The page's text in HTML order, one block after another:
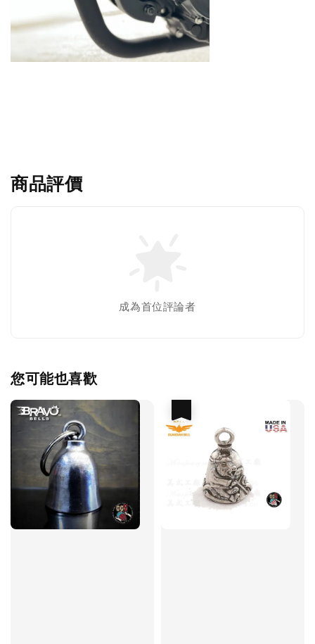
商品評價
成為首位評論者
您可能也喜歡